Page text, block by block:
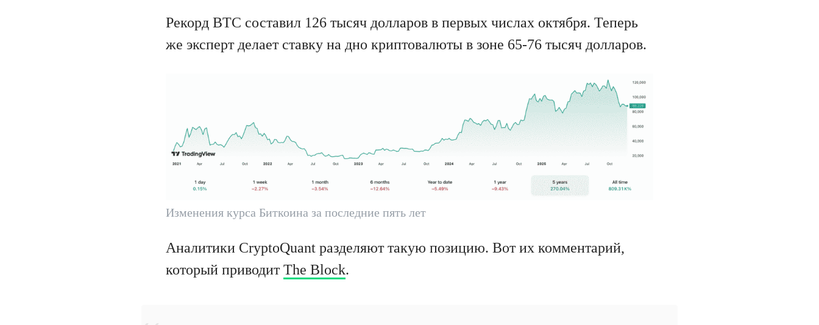
Рекорд BTC составил 126 тысяч долларов в первых числах октября. Теперь
же эксперт делает ставку на дно криптовалюты в зоне 65-76 тысяч долларов.
Изменения курса Биткоина за последние пять лет
Аналитики CryptoQuant разделяют такую позицию. Вот их комментарий,
который приводитThe Block.